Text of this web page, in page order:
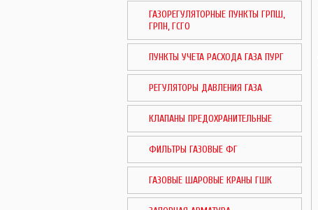
ГАЗОРЕГУЛЯТОРНЫЕ ПУНКТЫ ГРПШ,
ГРПН, ГСГО
ПУНКТЫ УЧЕТА РАСХОДА ГАЗА ПУРГ
РЕГУЛЯТОРЫ ДАВЛЕНИЯ ГАЗА
КЛАПАНЫ ПРЕДОХРАНИТЕЛЬНЫЕ
ФИЛЬТРЫ ГАЗОВЫЕ ФГ
ГАЗОВЫЕ ШАРОВЫЕ КРАНЫ ГШК